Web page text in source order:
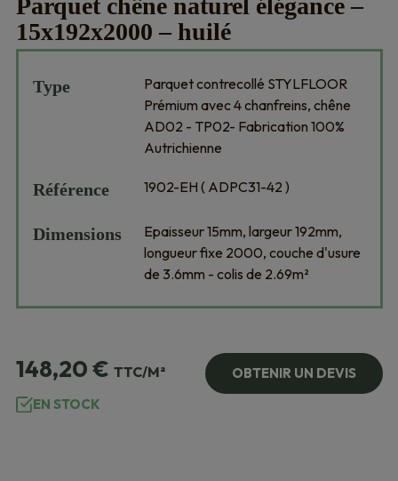
Parquet chêne naturel élégance –
15x192x2000 – huilé
Type
Parquet contrecollé STYLFLOOR
Prémium avec 4 chanfreins, chêne
AD02 - TP02- Fabrication 100%
Autrichienne
Référence 1902-EH ( ADPC31-42 )
Dimensions
Epaisseur 15mm, largeur 192mm,
longueur fixe 2000, couche d'usure
de 3.6mm - colis de 2.69m²
148,20€ TTC/M²
OBTENIR UN DEVIS
EN STOCK